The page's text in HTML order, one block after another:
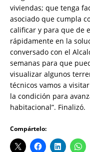
viviendas; que tenga
asociado que cumpla
calificar y para que de
rápidamente en la
conversado con el
semanas para que
visualizar algunos
técnicos vamos a
la condición para
habitacional”. Finalizó.
Compártelo: